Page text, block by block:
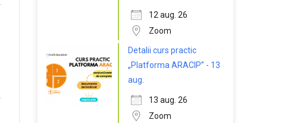
12 aug. 26
Zoom
Detalii curs practic
„Platforma ARACIP” - 13
aug.
13 aug. 26
Zoom